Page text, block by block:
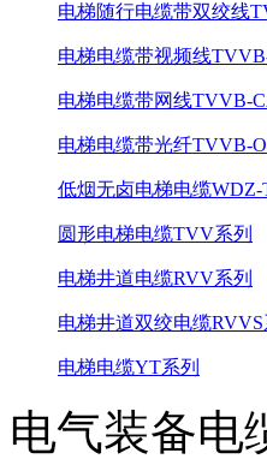
电梯随行电缆带双绞线
电梯电缆带视频线
电梯电缆带网线TVVB-
电梯电缆带光纤TVVB-
低烟无卤电梯电缆WDZ-
圆形电梯电缆TVV系列
电梯井道电缆RVV系列
电梯井道双绞电缆RVVS
电梯电缆YT系列
电气装备电